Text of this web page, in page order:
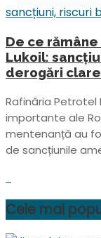
De ce
Lukoil:
derogări clare
Rafinăria Petrotel
importante ale
mentenanță au
de sancțiunile
Cele mai